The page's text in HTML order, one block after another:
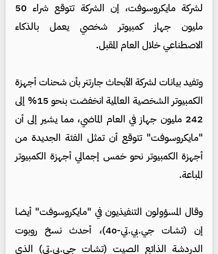
لشركة مايكروسوفت، إن الشركة تتوقع شراء 50
مليون جهاز كمبيوتر شخصي يعمل بالذكاء
الاصطناعي خلال العام المقبل.
وتفيد بيانات لشركة الأبحاث جارتنر بأن شحنات أجهزة
الكمبيوتر الشخصية العالمية انخفضت بنحو 15% إلى
242 مليون جهاز في العام الماضي، مما يشير إلى أن
"مايكروسوفت" تتوقع أن تمثل الفئة الجديدة من
أجهزة الكمبيوتر نحو خمس إجمالي أجهزة الكمبيوتر
المباعة.
وقال المسؤولون التنفيذيون في "مايكروسوفت" أيضا
إن (تشات جي.بي.تي-4o)، أحدث نسخ روبوت
الدردشة الذائع الصيت (تشات جي.بي.تي) الذي